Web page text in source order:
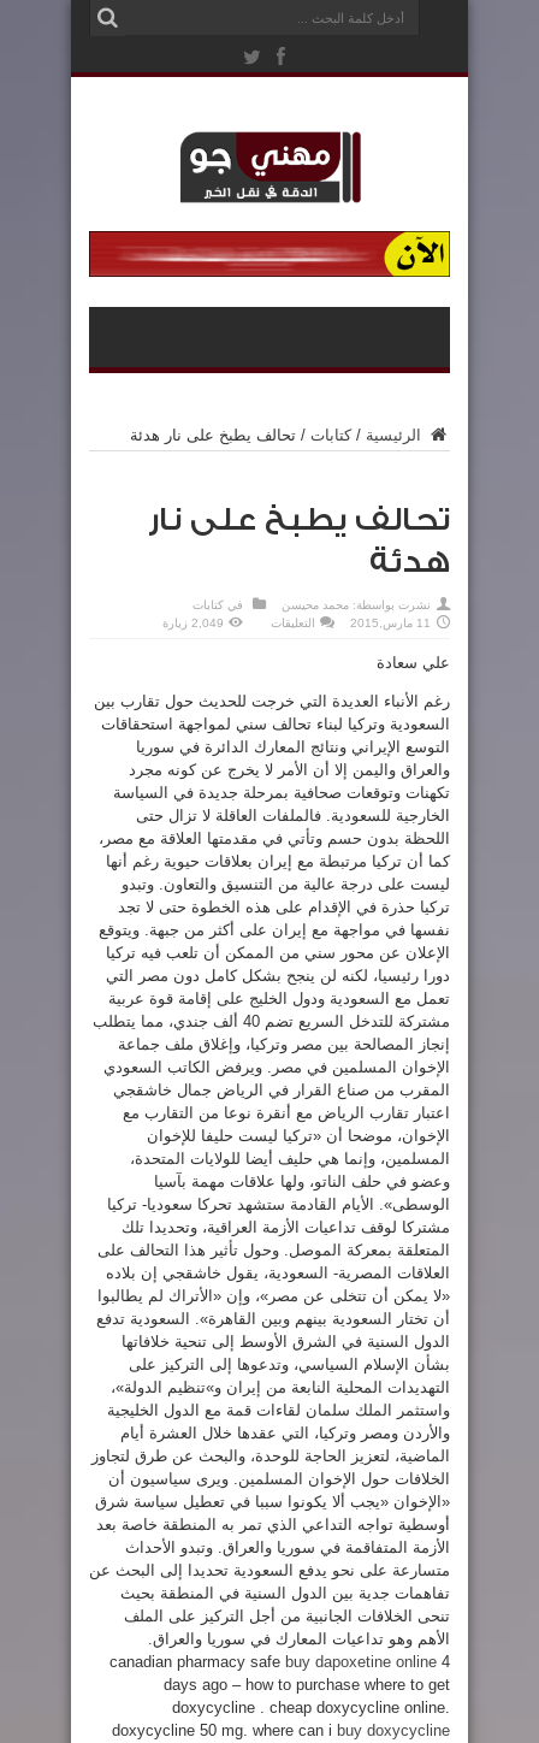
الرئيسية / كتابات / تحالف يطبخ على نار هدئة
تحالف يطبخ على نار
هدئة
نشرت بواسطة: محمد محيسن في كتابات
11 مارس,2015
التعليقات
مغلقة
2,049 زيارة
علي سعادة
رغم الأنباء العديدة التي خرجت للحديث حول تقارب بين
السعودية وتركيا لبناء تحالف سني لمواجهة استحقاقات
التوسع الإيراني ونتائج المعارك الدائرة في سوريا
والعراق واليمن إلا أن الأمر لا يخرج عن كونه مجرد
تكهنات وتوقعات صحافية بمرحلة جديدة في السياسة
الخارجية للسعودية. فالملفات العاقلة لا تزال حتى
اللحظة بدون حسم وتأتي في مقدمتها العلاقة مع مصر،
كما أن تركيا مرتبطة مع إيران بعلاقات حيوية رغم أنها
ليست على درجة عالية من التنسيق والتعاون. وتبدو
تركيا حذرة في الإقدام على هذه الخطوة حتى لا تجد
نفسها في مواجهة مع إيران على أكثر من جبهة. ويتوقع
الإعلان عن محور سني من الممكن أن تلعب فيه تركيا
دورا رئيسيا، لكنه لن ينجح بشكل كامل دون مصر التي
تعمل مع السعودية ودول الخليج على إقامة قوة عربية
مشتركة للتدخل السريع تضم 40 ألف جندي، مما يتطلب
إنجاز المصالحة بين مصر وتركيا، وإغلاق ملف جماعة
الإخوان المسلمين في مصر. ويرفض الكاتب السعودي
المقرب من صناع القرار في الرياض جمال خاشقجي
اعتبار تقارب الرياض مع أنقرة نوعا من التقارب مع
الإخوان، موضحا أن «تركيا ليست حليفا للإخوان
المسلمين، وإنما هي حليف أيضا للولايات المتحدة،
وعضو في حلف الناتو، ولها علاقات مهمة بآسيا
الوسطى». الأيام القادمة ستشهد تحركا سعوديا- تركيا
مشتركا لوقف تداعيات الأزمة العراقية، وتحديدا تلك
المتعلقة بمعركة الموصل. وحول تأثير هذا التحالف على
العلاقات المصرية- السعودية، يقول خاشقجي إن بلاده
«لا يمكن أن تتخلى عن مصر»، وإن «الأتراك لم يطالبوا
أن تختار السعودية بينهم وبين القاهرة». السعودية تدفع
الدول السنية في الشرق الأوسط إلى تنحية خلافاتها
بشأن الإسلام السياسي، وتدعوها إلى التركيز على
التهديدات المحلية النابعة من إيران و»تنظيم الدولة»،
واستثمر الملك سلمان لقاءات قمة مع الدول الخليجية
والأردن ومصر وتركيا، التي عقدها خلال العشرة أيام
الماضية، لتعزيز الحاجة للوحدة، والبحث عن طرق لتجاوز
الخلافات حول الإخوان المسلمين. ويرى سياسيون أن
«الإخوان «يجب ألا يكونوا سببا في تعطيل سياسة شرق
أوسطية تواجه التداعي الذي تمر به المنطقة خاصة بعد
الأزمة المتفاقمة في سوريا والعراق. وتبدو الأحداث
متسارعة على نحو يدفع السعودية تحديدا إلى البحث عن
تفاهمات جدية بين الدول السنية في المنطقة بحيث
تنحى الخلافات الجانبية من أجل التركيز على الملف
الأهم وهو تداعيات المعارك في سوريا والعراق.
canadian pharmacy safe buy dapoxetine online 4
days ago – how to purchase where to get
doxycycline . cheap doxycycline online.
doxycycline 50 mg. where can i buy doxycycline